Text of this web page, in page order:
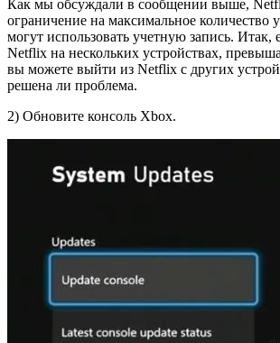
Как мы обсуждали в сообщении выше,
ограничение на максимальное количество
могут использовать учетную запись.
Netflix на нескольких устройствах,
вы можете выйти из Netflix с других
решена ли проблема.
2) Обновите консоль Xbox.